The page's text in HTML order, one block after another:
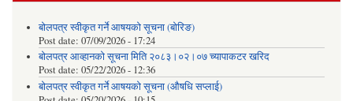
बोलपत्र स्वीकृत गर्ने आषयको सूचना (बोरिङ)
Post date: 07/09/2026 - 17:24
बोलपत्र आव्हानको सूचना मिति २०८३।०२।०७ च्यापाकटर खरिद
Post date: 05/22/2026 - 12:36
बोलपत्र स्वीकृत गर्ने आषयको सूचना (औषधि सप्लाई)